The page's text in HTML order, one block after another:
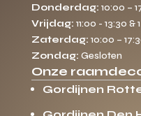
Donderdag: 10:00 –
Vrijdag: 11:00 - 13:30
Zaterdag: 10:00 –
Zondag: Gesloten
Onze
Gordijnen